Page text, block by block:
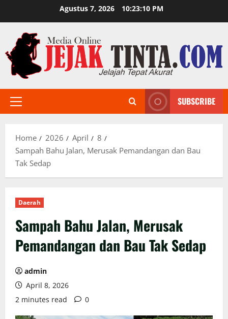
to
content
Agustus 7, 2026 10:23:12 PM
Primary
SUBSCRIBE
Home 2026 April
8
Sampah Bahu Jalan, Merusak Pemandangan dan Bau
Tak Sedap
Daerah
Sampah Bahu Jalan, Merusak
Pemandangan dan Bau Tak Sedap
admin
April 8, 2026
2 minutes read
0